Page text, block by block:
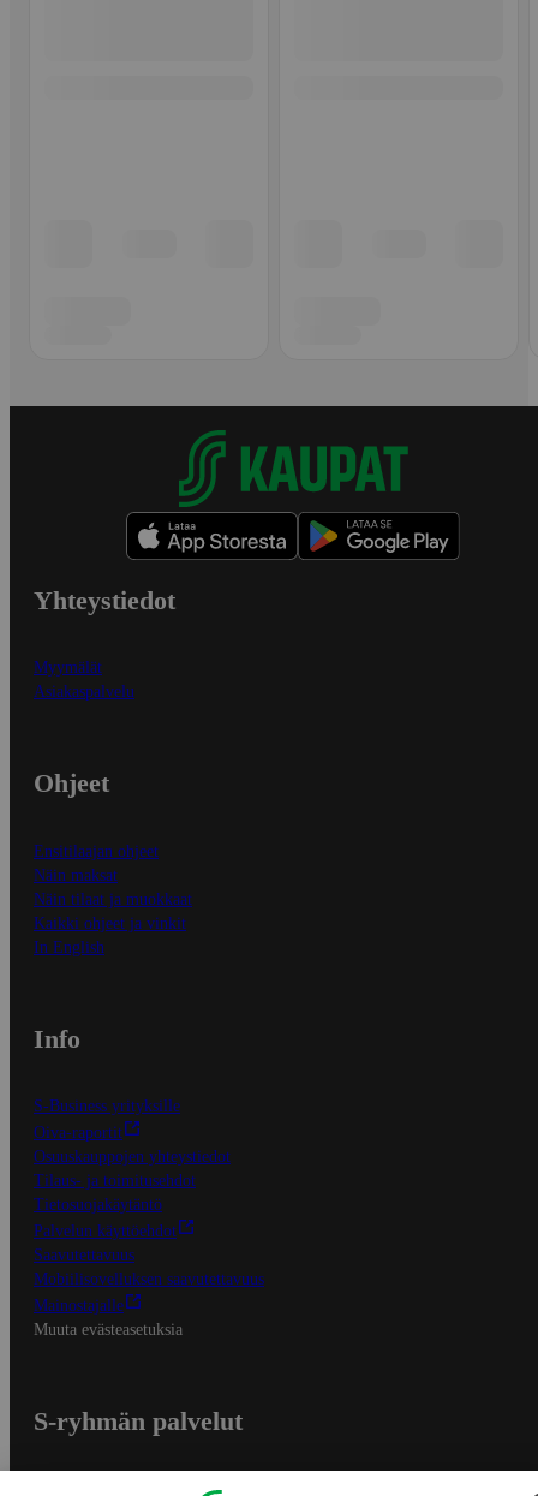
Yhteystiedot
Myymälät
Asiakaspalvelu
Ohjeet
Ensitilaajan ohjeet
Näin maksat
Näin tilaat ja muokkaat
Kaikki ohjeet ja vinkit
In English
Info
S-Business yrityksille
Oiva-raportit
Osuuskauppojen yhteystiedot
Tilaus- ja toimitusehdot
Tietosuojakäytäntö
Palvelun käyttöehdot
Saavutettavuus
Mobiilisovelluksen saavutettavuus
Mainostajalle
Muuta evästeasetuksia
S-ryhmän palvelut